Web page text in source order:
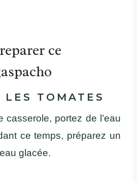
ce
LES TOMATES
casserole, portez de l’eau
ce temps, préparez un
glacée.